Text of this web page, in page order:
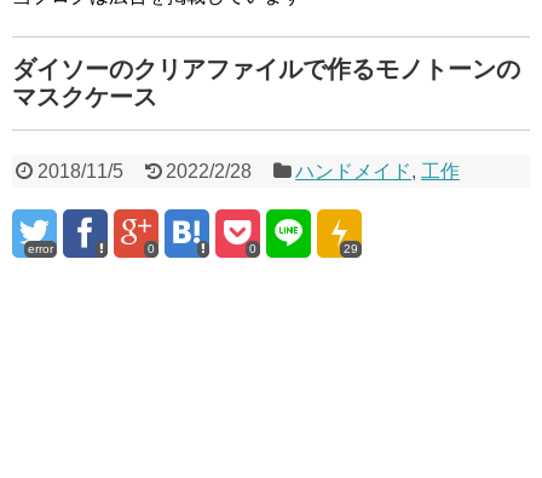
ダイソーのクリアファイルで作るモノトーンの
マスクケース
2018/11/5 2022/2/28 ハンドメイド, 工作
error 0 0 29